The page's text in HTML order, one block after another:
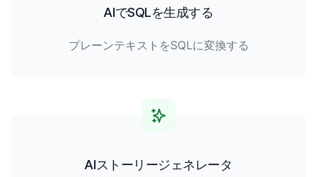
AIでSQLを生成する
プレーンテキストをSQLに変換する
AIストーリージェネレータ